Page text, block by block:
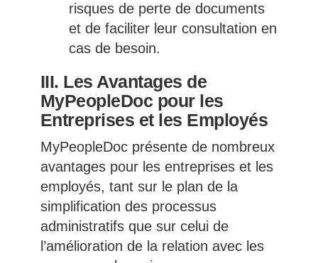
risques de perte de documents
et de faciliter leur consultation en
cas de besoin.
III. Les Avantages de
MyPeopleDoc pour les
Entreprises et les Employés
MyPeopleDoc présente de nombreux
avantages pour les entreprises et les
employés, tant sur le plan de la
simplification des processus
administratifs que sur celui de
l’amélioration de la relation avec les